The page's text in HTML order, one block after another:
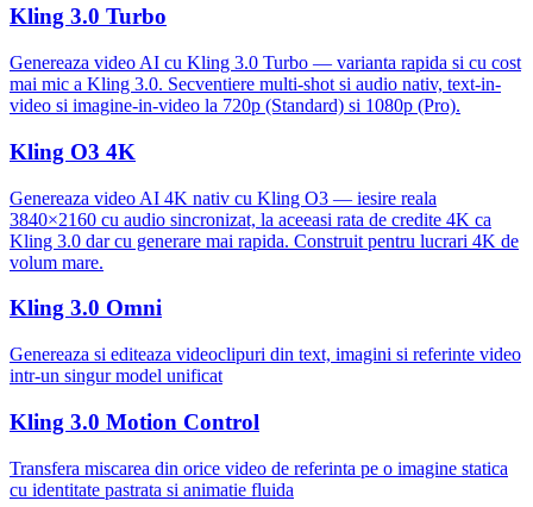
Kling 3.0 Turbo
Genereaza video AI cu Kling 3.0 Turbo — varianta rapida si cu cost
mai mic a Kling 3.0. Secventiere multi-shot si audio nativ, text-in-
video si imagine-in-video la 720p (Standard) si 1080p (Pro).
Kling O3 4K
Genereaza video AI 4K nativ cu Kling O3 — iesire reala
3840×2160 cu audio sincronizat, la aceeasi rata de credite 4K ca
Kling 3.0 dar cu generare mai rapida. Construit pentru lucrari 4K de
volum mare.
Kling 3.0 Omni
Genereaza si editeaza videoclipuri din text, imagini si referinte video
intr-un singur model unificat
Kling 3.0 Motion Control
Transfera miscarea din orice video de referinta pe o imagine statica
cu identitate pastrata si animatie fluida